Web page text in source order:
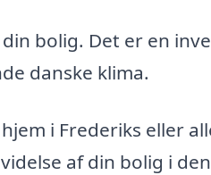
bolig. Det er en
danske klima.
i Frederiks eller
af din bolig i